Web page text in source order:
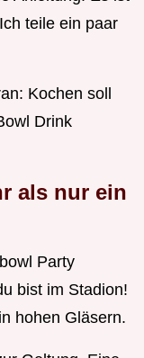
teile ein paar
Kochen soll
Drink
als nur ein
Party
bist im Stadion!
hohen Gläsern.